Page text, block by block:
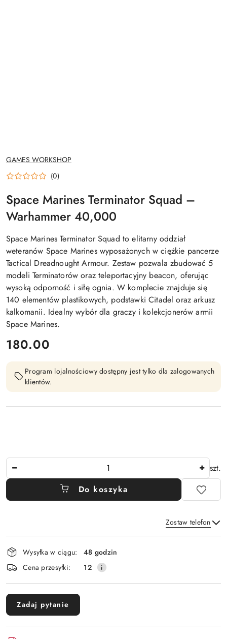
NAZWA
PRODUCENTA:
GAMES WORKSHOP
(0)
Space Marines Terminator Squad –
Warhammer 40,000
Space Marines Terminator Squad to elitarny oddział
weteranów Space Marines wyposażonych w ciężkie pancerze
Tactical Dreadnought Armour. Zestaw pozwala zbudować 5
modeli Terminatorów oraz teleportacyjny beacon, oferując
wysoką odporność i siłę ognia. W komplecie znajduje się
140 elementów plastikowych, podstawki Citadel oraz arkusz
kalkomanii. Idealny wybór dla graczy i kolekcjonerów armii
Space Marines.
cena:
180.00
Program lojalnościowy dostępny jest tylko dla zalogowanych
klientów.
szt.
Do koszyka
Zostaw telefon
Wyślij
Dostępność
i
dostawa
Wysyłka w ciągu:
48 godzin
Cena przesyłki:
12
Zadaj pytanie